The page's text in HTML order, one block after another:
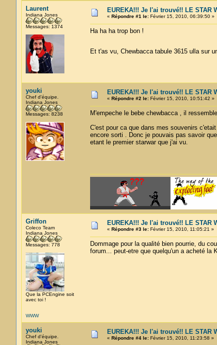
Laurent
Indiana Jones
Messages: 1374
EUREKA!!! Je l'ai trouvé!! LE STAR
« Répondre #1 le:Février 15, 2010, 06:39:50 »
Ha ha ha trop bon !
Et t'as vu, Chewbacca tabule 3615 ulla sur
youki
Chef d'équipe.
Indiana Jones
Messages: 8238
EUREKA!!! Je l'ai trouvé!! LE STAR
« Répondre #2 le:Février 15, 2010, 10:51:42 »
M'empeche le bebe chewbacca , il
C'est pour ca que dans mes souvenirs
encore sorti . Donc je pouvais pas savoir
etant le premier starwar que j'ai vu.
Griffon
Coleco Team
Indiana Jones
Messages: 778
Que la PCEngine soit
avec toi !
WWW
EUREKA!!! Je l'ai trouvé!! LE STAR
« Répondre #3 le:Février 15, 2010, 11:05:21 »
Dommage pour la qualité bien pourrie, du
forum... peut-etre que quelqu'un a acheté la
youki
Chef d'équipe.
Indiana Jones
EUREKA!!! Je l'ai trouvé!! LE STAR
« Répondre #4 le:Février 15, 2010, 11:23:58 »